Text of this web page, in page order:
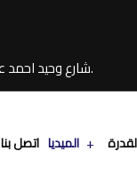
20 شارع وحيد احمد على , بجوار الاتحاد الصناعى طريق بيجام ,المنطقه الصناعيه ,القليوبيه , مصر.
الميديا اتصل بنا